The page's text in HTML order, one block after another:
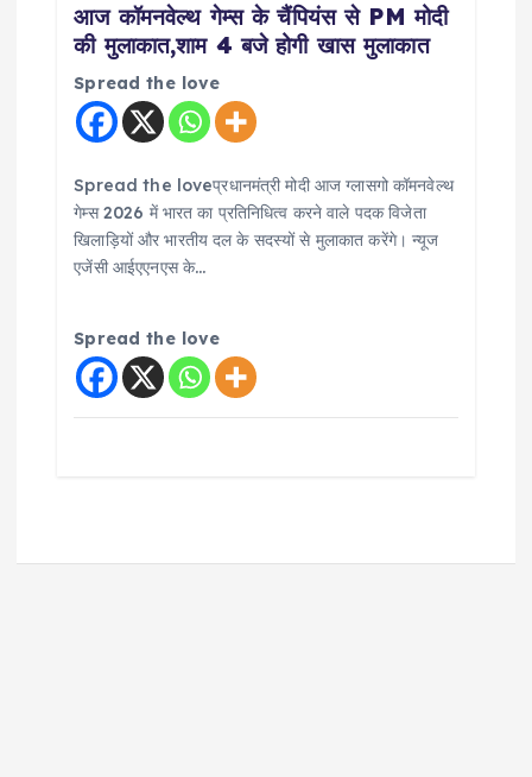
आज कॉमनवेल्थ गेम्स के चैंपियंस से PM मोदी
की मुलाकात,शाम 4 बजे होगी खास मुलाकात
Spread the love
Spread the loveप्रधानमंत्री मोदी आज ग्लासगो कॉमनवेल्थ
गेम्स 2026 में भारत का प्रतिनिधित्व करने वाले पदक विजेता
खिलाड़ियों और भारतीय दल के सदस्यों से मुलाकात करेंगे। न्यूज
एजेंसी आईएएनएस के…
Spread the love